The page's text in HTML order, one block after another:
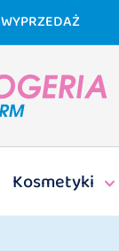
WYPRZEDAŻ
Kosmetyki